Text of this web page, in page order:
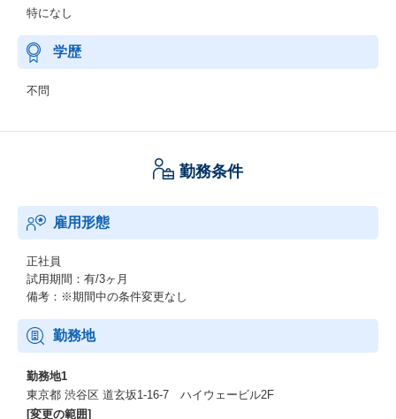
特になし
学歴
不問
勤務条件
雇用形態
正社員
試用期間：有/3ヶ月
備考：※期間中の条件変更なし
勤務地
勤務地1
東京都 渋谷区 道玄坂1-16-7 ハイウェービル2F
[変更の範囲]